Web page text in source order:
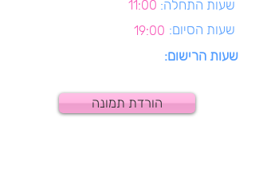
11:00 שעות התחלה:
19:00 שעות הסיום:
שעות הרישום:
הורדת תמונה